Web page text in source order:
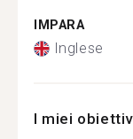
IMPARA
Inglese
I miei